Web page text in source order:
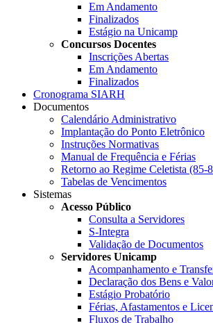
Em Andamento
Finalizados
Estágio na Unicamp
Concursos Docentes
Inscrições Abertas
Em Andamento
Finalizados
Cronograma SIARH
Documentos
Calendário Administrativo
Implantação do Ponto Eletrônico
Instruções Normativas
Manual de Frequência e Férias
Retorno ao Regime Celetista (85-
Tabelas de Vencimentos
Sistemas
Acesso Público
Consulta a Servidores
S-Integra
Validação de Documentos
Servidores Unicamp
Acompanhamento e
Declaração dos Bens e
Estágio Probatório
Férias, Afastamentos e
Fluxos de Trabalho